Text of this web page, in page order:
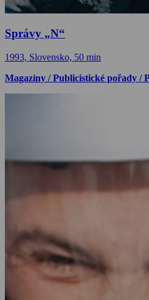
Správy „N“
1993, Slovensko, 50 min
Magazíny / Publicistické pořady /